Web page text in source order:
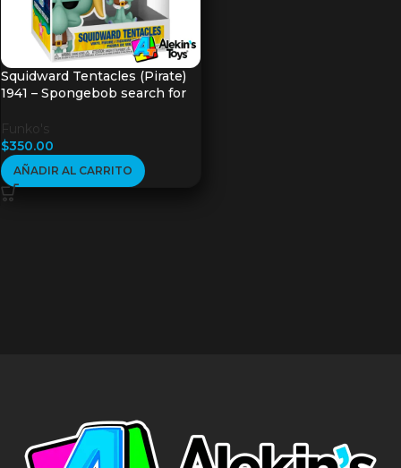
Squidward Tentacles (Pirate)
1941 – Spongebob search for
Funko's
$350.00
AÑADIR AL CARRITO